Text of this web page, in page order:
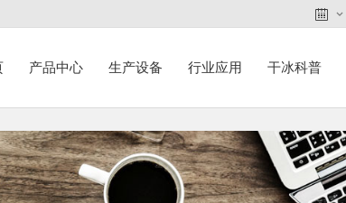
产品中心 生产设备 行业应用 干冰科普